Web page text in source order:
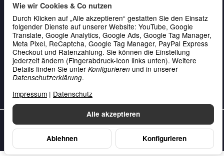
Gesetzliche Informationen
Service & Kontakt
Unsere Datenschutzerklärung•Unser Impressum
Alle akzeptieren
Ablehnen Konfigurieren
Wie wir Cookies & Co nutzen
Durch Klicken auf „Alle akzeptieren“ gestatten Sie den Einsatz
folgender Dienste auf unserer Website: YouTube, Google
Translate, Google Analytics, Google Ads, Google Tag Manager,
Meta Pixel, ReCaptcha, Google Tag Manager, PayPal Express
Checkout und Ratenzahlung. Sie können die Einstellung
jederzeit ändern (Fingerabdruck-Icon links unten). Weitere
Details finden Sie unter Konfigurieren und in unserer
Datenschutzerklärung.
Impressum | Datenschutz